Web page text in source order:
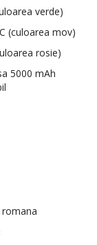
verde)
(culoarea mov)
rosie)
5000 mAh